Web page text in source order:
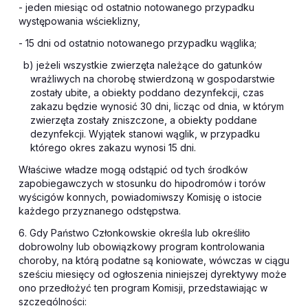
- jeden miesiąc od ostatnio notowanego przypadku
występowania wścieklizny,
- 15 dni od ostatnio notowanego przypadku wąglika;
b) jeżeli wszystkie zwierzęta należące do gatunków
wrażliwych na chorobę stwierdzoną w gospodarstwie
zostały ubite, a obiekty poddano dezynfekcji, czas
zakazu będzie wynosić 30 dni, licząc od dnia, w którym
zwierzęta zostały zniszczone, a obiekty poddane
dezynfekcji. Wyjątek stanowi wąglik, w przypadku
którego okres zakazu wynosi 15 dni.
Właściwe władze mogą odstąpić od tych środków
zapobiegawczych w stosunku do hipodromów i torów
wyścigów konnych, powiadomiwszy Komisję o istocie
każdego przyznanego odstępstwa.
6. Gdy Państwo Członkowskie określa lub określiło
dobrowolny lub obowiązkowy program kontrolowania
choroby, na którą podatne są koniowate, wówczas w ciągu
sześciu miesięcy od ogłoszenia niniejszej dyrektywy może
ono przedłożyć ten program Komisji, przedstawiając w
szczególności: